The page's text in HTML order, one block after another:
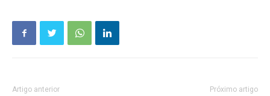
Artigo anterior Próximo artigo